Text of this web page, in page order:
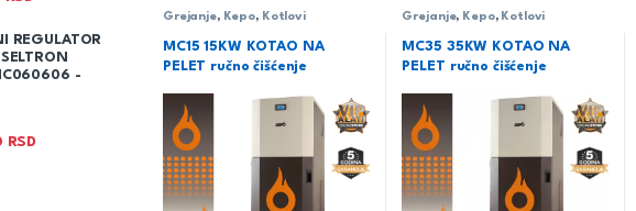
Grejanje, Kepo, Kotlovi
MC15 15KW KOTAO NA
PELET ručno čišćenje
Grejanje, Kepo, Kotlovi
MC35 35KW KOTAO NA
PELET ručno čišćenje
REGULATOR
-
RSD